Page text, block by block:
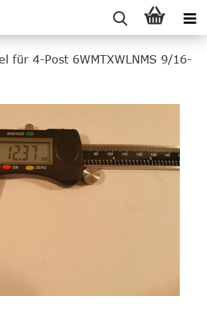
für 4-Post 6WMTXWLNMS 9/16-